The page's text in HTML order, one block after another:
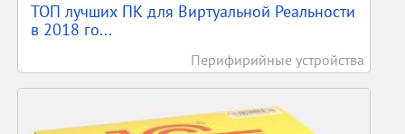
ТОП лучших ПК для Виртуальной Реальности
в 2018 го...
Перифирийные устройства